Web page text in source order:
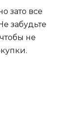
зато все
забудьте
не